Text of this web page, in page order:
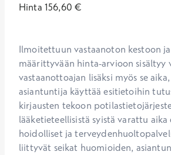
Hinta 156,60 €
Ilmoitettuun vastaanoton kestoon
määrittyvään hinta-arvioon sisältyy
vastaanottoajan lisäksi myös se
asiantuntija käyttää esitietoihin
kirjausten tekoon
lääketieteellisistä syistä varattu
hoidolliset ja
liittyvät seikat huomioiden,